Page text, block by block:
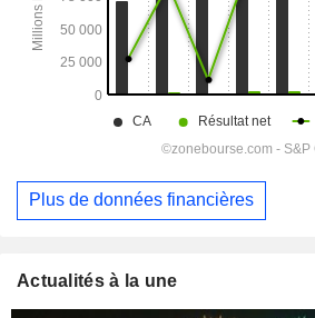
Plus de données financières
Actualités à la une